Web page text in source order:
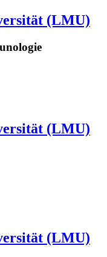
(LMU)
(LMU)
(LMU)